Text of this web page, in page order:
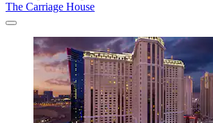
The Carriage House